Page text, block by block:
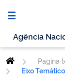
Agência
Pagina